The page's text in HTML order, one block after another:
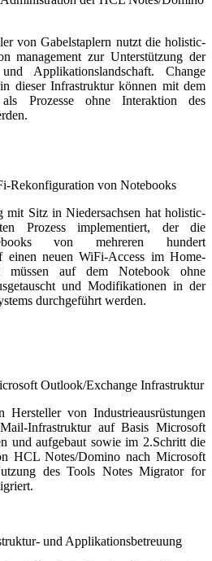
von Gabelstaplern nutzt die holistic-
management zur Unterstützung der
Applikationslandschaft. Change
dieser Infrastruktur können mit dem
Prozesse ohne Interaktion des
Rekonfiguration von Notebooks
mit Sitz in Niedersachsen hat holistic-
Prozess implementiert, der die
von mehreren hundert
einen neuen WiFi-Access im Home-
müssen auf dem Notebook ohne
und Modifikationen in der
durchgeführt werden.
Outlook/Exchange Infrastruktur
Hersteller von Industrieausrüstungen
Infrastruktur auf Basis Microsoft
und aufgebaut sowie im 2.Schritt die
HCL Notes/Domino nach Microsoft
des Tools Notes Migrator for
und Applikationsbetreuung